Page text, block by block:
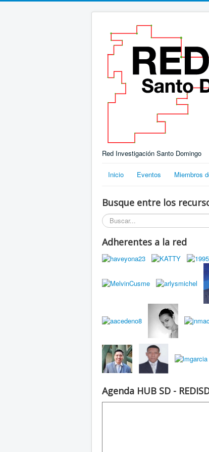
Red Investigación Santo Domingo
Inicio Eventos Miembros
Busque entre los
Buscar...
Adherentes a la red
Agenda HUB SD -